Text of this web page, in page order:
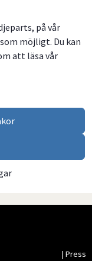
på vår
möjligt. Du kan
att läsa vår
| Press